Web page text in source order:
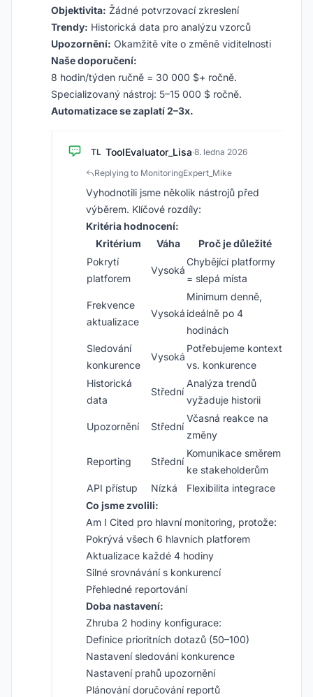
Objektivita: Žádné potvrzovací zkreslení
Trendy: Historická data pro analýzu vzorců
Upozornění: Okamžitě víte o změně viditelnosti
Naše doporučení:
8 hodin/týden ručně = 30 000 $+ ročně.
Specializovaný nástroj: 5–15 000 $ ročně.
Automatizace se zaplatí 2–3x.
TL ToolEvaluator_Lisa·8. ledna 2026
Replying to MonitoringExpert_Mike
Vyhodnotili jsme několik nástrojů před
výběrem. Klíčové rozdíly:
Kritéria hodnocení:
Kritérium
Váha
Proč je důležité
Pokrytí
platforem
Vysoká
Chybějící platformy
= slepá místa
Frekvence
aktualizace
Vysoká
Minimum denně,
ideálně po 4
hodinách
Sledování
konkurence
Vysoká
Potřebujeme kontext
vs. konkurence
Historická
data
Střední
Analýza trendů
vyžaduje historii
Upozornění Střední
Včasná reakce na
změny
Reporting Střední
Komunikace směrem
ke stakeholderům
API přístup
Nízká
Flexibilita integrace
Co jsme zvolili:
Am I Cited pro hlavní monitoring, protože:
Pokrývá všech 6 hlavních platforem
Aktualizace každé 4 hodiny
Silné srovnávání s konkurencí
Přehledné reportování
Doba nastavení:
Zhruba 2 hodiny konfigurace:
Definice prioritních dotazů (50–100)
Nastavení sledování konkurence
Nastavení prahů upozornění
Plánování doručování reportů